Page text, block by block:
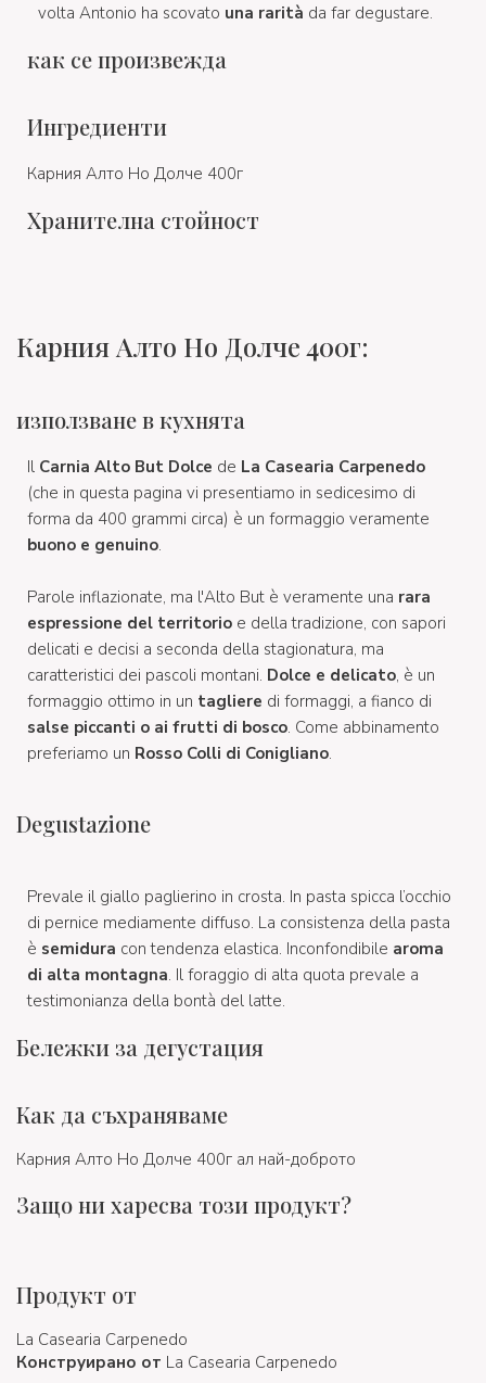
volta Antonio ha scovato una rarità da far degustare.
как се произвежда
Ингредиенти
Карния Алто Но Долче 400г
Хранителна стойност
Карния Алто Но Долче 400г:
използване в кухнята
Il Carnia Alto But Dolce de La Casearia Carpenedo
(che in questa pagina vi presentiamo in sedicesimo di
forma da 400 grammi circa) è un formaggio veramente
buono e genuino.
Parole inflazionate, ma l'Alto But è veramente una rara
espressione del territorio e della tradizione, con sapori
delicati e decisi a seconda della stagionatura, ma
caratteristici dei pascoli montani. Dolce e delicato, è un
formaggio ottimo in un tagliere di formaggi, a fianco di
salse piccanti o ai frutti di bosco. Come abbinamento
preferiamo un Rosso Colli di Conigliano.
Degustazione
Prevale il giallo paglierino in crosta. In pasta spicca l’occhio
di pernice mediamente diffuso. La consistenza della pasta
è semidura con tendenza elastica. Inconfondibile aroma
di alta montagna. Il foraggio di alta quota prevale a
testimonianza della bontà del latte.
Бележки за дегустация
Как да съхраняваме
Карния Алто Но Долче 400г ал най-доброто
Защо ни харесва този продукт?
Продукт от
La Casearia Carpenedo
Конструирано от La Casearia Carpenedo